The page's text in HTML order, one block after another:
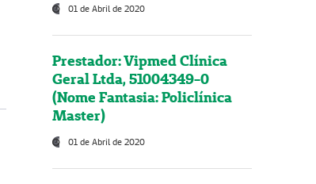
01 de Abril de 2020
Prestador: Vipmed Clínica
Geral Ltda, 51004349-0
(Nome Fantasia: Policlínica
Master)
01 de Abril de 2020